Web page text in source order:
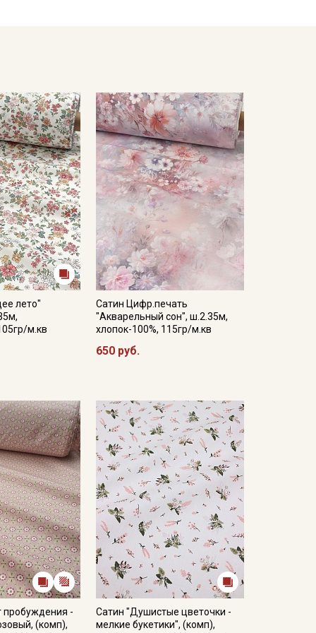
лето"
м.кв
Сатин Цифр.печать
"Акварельный сон", ш.2.35м,
хлопок-100%, 115гр/м.кв
650 руб.
пробуждения -
(комп),
Сатин "Душистые цветочки -
мелкие букетики", (комп),